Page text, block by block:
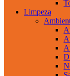
Limpeza